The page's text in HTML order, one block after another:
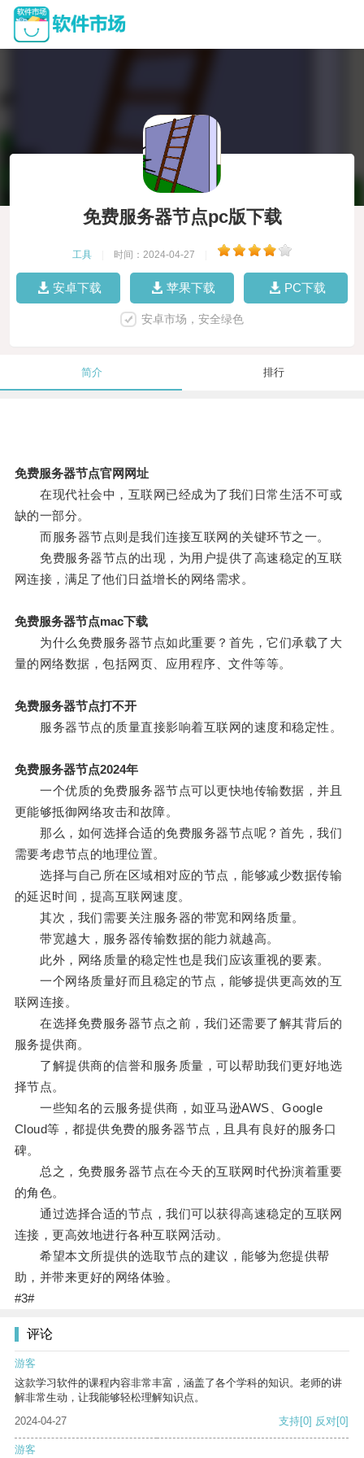
免费服务器节点pc版下载
工具 时间：2024-04-27
安卓下载 苹果下载 PC下载
安卓市场，安全绿色
简介 排行
免费服务器节点官网网址
在现代社会中，互联网已经成为了我们日常生活不可或
缺的一部分。
而服务器节点则是我们连接互联网的关键环节之一。
免费服务器节点的出现，为用户提供了高速稳定的互联
网连接，满足了他们日益增长的网络需求。
免费服务器节点mac下载
为什么免费服务器节点如此重要？首先，它们承载了大
量的网络数据，包括网页、应用程序、文件等等。
免费服务器节点打不开
服务器节点的质量直接影响着互联网的速度和稳定性。
免费服务器节点2024年
一个优质的免费服务器节点可以更快地传输数据，并且
更能够抵御网络攻击和故障。
那么，如何选择合适的免费服务器节点呢？首先，我们
需要考虑节点的地理位置。
选择与自己所在区域相对应的节点，能够减少数据传输
的延迟时间，提高互联网速度。
其次，我们需要关注服务器的带宽和网络质量。
带宽越大，服务器传输数据的能力就越高。
此外，网络质量的稳定性也是我们应该重视的要素。
一个网络质量好而且稳定的节点，能够提供更高效的互
联网连接。
在选择免费服务器节点之前，我们还需要了解其背后的
服务提供商。
了解提供商的信誉和服务质量，可以帮助我们更好地选
择节点。
一些知名的云服务提供商，如亚马逊AWS、Google
Cloud等，都提供免费的服务器节点，且具有良好的服务口
碑。
总之，免费服务器节点在今天的互联网时代扮演着重要
的角色。
通过选择合适的节点，我们可以获得高速稳定的互联网
连接，更高效地进行各种互联网活动。
希望本文所提供的选取节点的建议，能够为您提供帮
助，并带来更好的网络体验。
#3#
评论
游客
这款学习软件的课程内容非常丰富，涵盖了各个学科的知识。老师的讲
解非常生动，让我能够轻松理解知识点。
2024-04-27
支持[0] 反对[0]
游客